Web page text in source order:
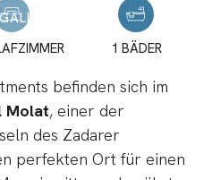
1 BÄDER
befinden sich im
Molat, einer der
des Zadarer
perfekten Ort für einen